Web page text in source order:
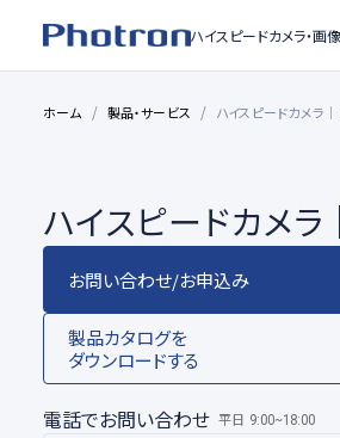
ハイスピードカメラ・画
ホーム 製品・サービス ハイスピードカメラ
ハイスピードカメラ
お問い合わせ/お申込み
製品カタログを
ダウンロードする
電話でお問い合わせ 平日 9:00~18:00